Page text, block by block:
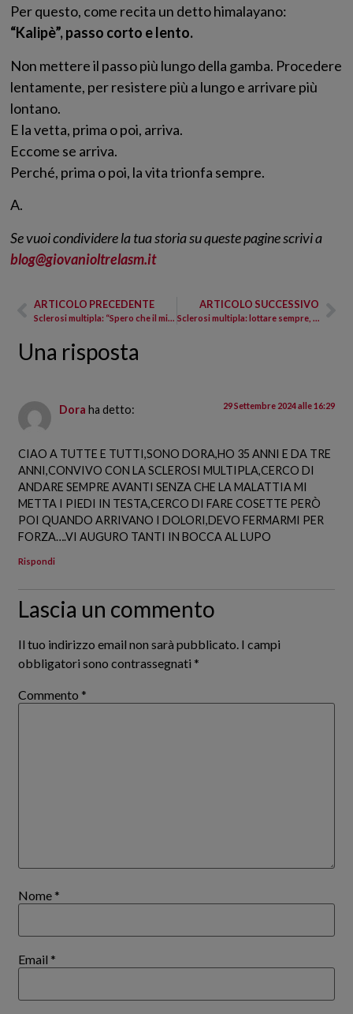
Per questo, come recita un detto himalayano:
“Kalipè”, passo corto e lento.
Non mettere il passo più lungo della gamba. Procedere
lentamente, per resistere più a lungo e arrivare più
lontano.
E la vetta, prima o poi, arriva.
Eccome se arriva.
Perché, prima o poi, la vita trionfa sempre.
A.
Se vuoi condividere la tua storia su queste pagine scrivi a
blog@giovanioltrelasm.it
ARTICOLO PRECEDENTE
Sclerosi multipla: “Spero che il mio racconto possa essere utile, come altri lo sono stati per me”
ARTICOLO SUCCESSIVO
Sclerosi multipla: lottare sempre, arrendersi mai
Una risposta
Dora ha detto: 29 Settembre 2024 alle 16:29
CIAO A TUTTE E TUTTI,SONO DORA,HO 35 ANNI E DA TRE
ANNI,CONVIVO CON LA SCLEROSI MULTIPLA,CERCO DI
ANDARE SEMPRE AVANTI SENZA CHE LA MALATTIA MI
METTA I PIEDI IN TESTA,CERCO DI FARE COSETTE PERÒ
POI QUANDO ARRIVANO I DOLORI,DEVO FERMARMI PER
FORZA….VI AUGURO TANTI IN BOCCA AL LUPO
Rispondi
Lascia un commento
Il tuo indirizzo email non sarà pubblicato. I campi
obbligatori sono contrassegnati *
Commento *
Nome *
Email *